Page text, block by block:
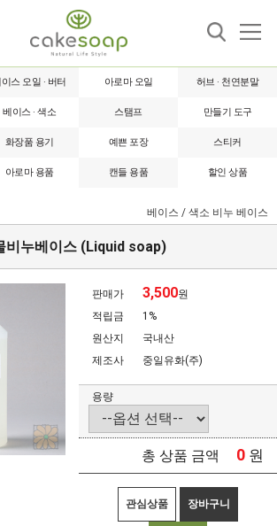
스 오일 · 버터 아로마 오일 허브 · 천연분말
베이스 · 색소 스탬프 만들기 도구
화장품 용기 예쁜 포장 스티커
아로마 용품 캔들 용품 할인 상품
베이스 / 색소 비누 베이스
비누베이스 (Liquid soap)
판매가 3,500원
적립금
1%
원산지
국내산
제조사
중일유화(주)
용량
총 상품 금액 0 원
관심상품 장바구니